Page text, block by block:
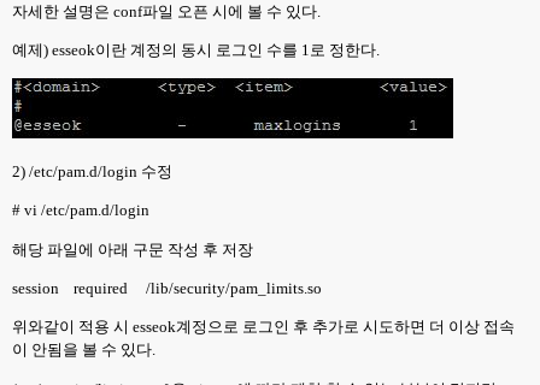
자세한 설명은 conf파일 오픈 시에 볼 수 있다
예제) esseok이란 계정의 동시 로그인 수를 1로 정한다.
2) /etc/pam.d/login 수정
# vi /etc/pam.d/login
해당 파일에 아래 구문 작성 후 저장
session required /lib/security/pam_limits.so
위와같이 적용 시 esseok계정으로 로그인 후 추가로 시도하면 더 이상 접속
이 안됨을 볼 수 있다.